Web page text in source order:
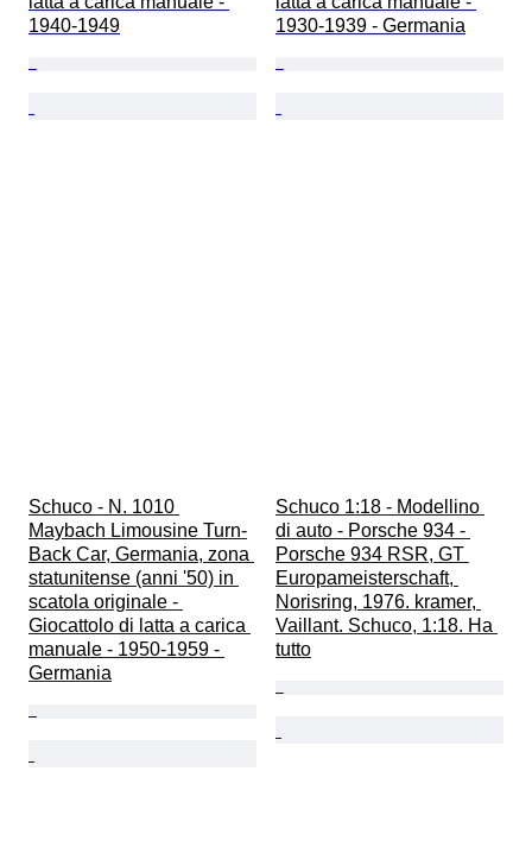
1940-1949
1930-1939 - Germania
Schuco - N. 1010
Maybach Limousine Turn-
Back Car, Germania, zona
statunitense (anni '50) in
scatola originale -
Giocattolo di latta a carica
manuale - 1950-1959 -
Germania
Schuco 1:18 - Modellino
di auto - Porsche 934 -
Porsche 934 RSR, GT
Europameisterschaft,
Norisring, 1976. kramer,
Vaillant. Schuco, 1:18. Ha
tutto